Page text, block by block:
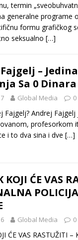
termin
generalne programe
formu grafičkog
seksualno […]
–
Sa 0
Global Media 0
Fajgelj? Andrej
profesorkom
i to dva sina i dve […]
KOJI ĆE VAS
Global Media 0
ĆE VAS RASTUŽITI